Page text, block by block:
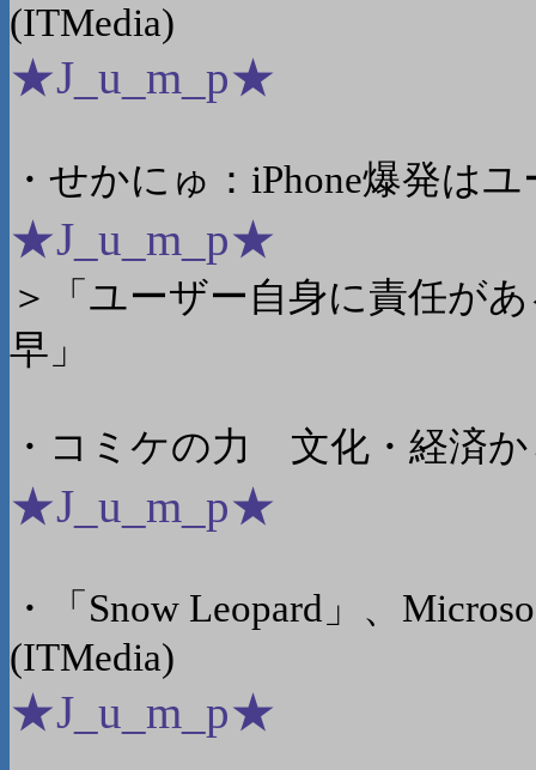
(ITMedia)
★J_u_m_p★
・せかにゅ：iPhone爆発は
★J_u_m_p★
＞「ユーザー自身に責任が
早」
・コミケの力 文化・経済
★J_u_m_p★
・「Snow Leopard」、
(ITMedia)
★J_u_m_p★